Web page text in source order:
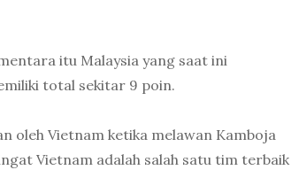
itu Malaysia yang saat ini
total sekitar 9 poin.
oleh Vietnam ketika melawan Kamboja
Vietnam adalah salah satu tim terbaik